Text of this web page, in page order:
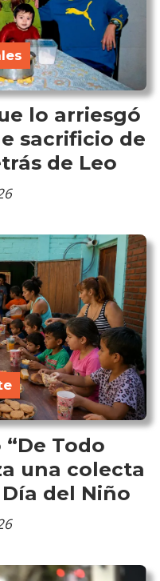
lo arriesgó
sacrificio de
de Leo
Todo
una colecta
del Niño